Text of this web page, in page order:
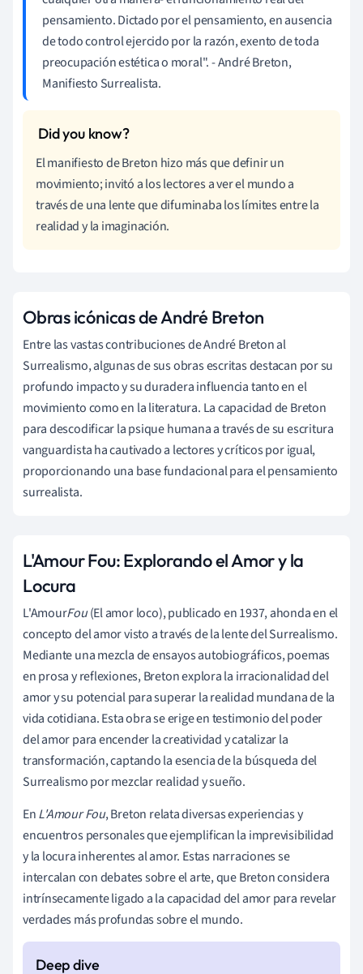
pensamiento. Dictado por el pensamiento, en ausencia
de todo control ejercido por la razón, exento de toda
preocupación estética o moral". - André Breton,
Manifiesto Surrealista.
El manifiesto de Breton hizo más que definir un
movimiento; invitó a los lectores a ver el mundo a
través de una lente que difuminaba los límites entre la
realidad y la imaginación.
Obras icónicas de André Breton
Entre las vastas contribuciones de André Breton al
Surrealismo, algunas de sus obras escritas destacan por su
profundo impacto y su duradera influencia tanto en el
movimiento como en la literatura. La capacidad de Breton
para descodificar la psique humana a través de su escritura
vanguardista ha cautivado a lectores y críticos por igual,
proporcionando una base fundacional para el pensamiento
surrealista.
L'Amour Fou: Explorando el Amor y la
Locura
L'AmourFou(El amor loco), publicado en 1937, ahonda en el
concepto del amor visto a través de la lente del Surrealismo.
Mediante una mezcla de ensayos autobiográficos, poemas
en prosa y reflexiones, Breton explora la irracionalidad del
amor y su potencial para superar la realidad mundana de la
vida cotidiana. Esta obra se erige en testimonio del poder
del amor para encender la creatividad y catalizar la
transformación, captando la esencia de la búsqueda del
Surrealismo por mezclar realidad y sueño.
EnL'Amour Fou, Breton relata diversas experiencias y
encuentros personales que ejemplifican la imprevisibilidad
y la locura inherentes al amor. Estas narraciones se
intercalan con debates sobre el arte, que Breton considera
intrínsecamente ligado a la capacidad del amor para revelar
verdades más profundas sobre el mundo.